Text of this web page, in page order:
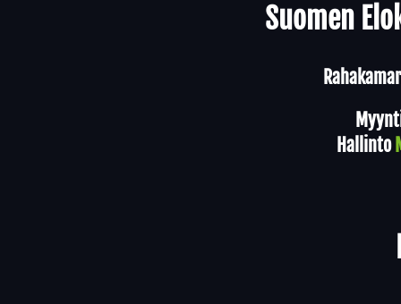
Suomen
Hallinto